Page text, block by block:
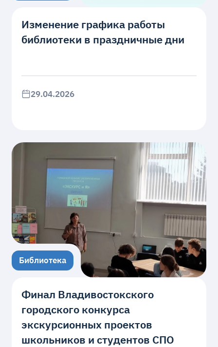
Изменение графика работы
библиотеки в праздничные дни
29.04.2026
Библиотека
Финал Владивостокского
городского конкурса
экскурсионных проектов
школьников и студентов СПО